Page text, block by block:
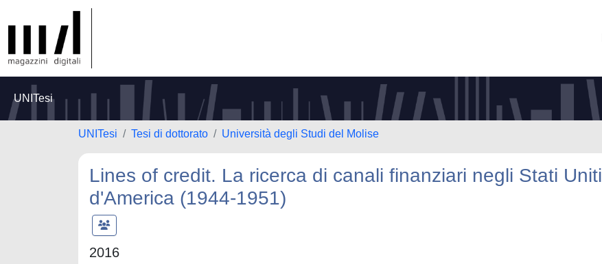
UNITesi
UNITesi Tesi di dottorato Università degli Studi del Molise
Lines of credit. La ricerca di canali finanziari negli Stati Uniti
d'America (1944-1951)
2016